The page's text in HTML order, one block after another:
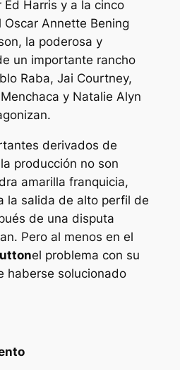
Ed Harris y a la cinco
Annette Bening
la poderosa y
un importante rancho
Raba, Jai Courtney,
y Natalie Alyn
derivados de
producción no son
amarilla franquicia,
la salida de alto perfil de
de una disputa
Pero al menos en el
el problema con su
haberse solucionado